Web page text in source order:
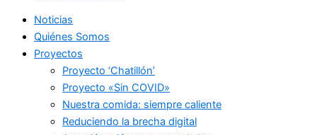
Noticias
Quiénes Somos
Proyectos
Proyecto ‘Chatillón’
Proyecto «Sin COVID»
Nuestra comida: siempre caliente
Reduciendo la brecha digital